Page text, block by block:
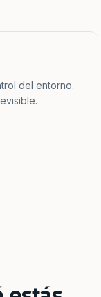
del entorno.